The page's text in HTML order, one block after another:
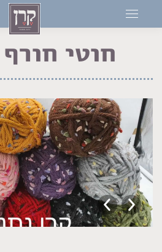
חוטי חורף 2019
WhatsApp
Image
2019-11-
05 at
16.21.25